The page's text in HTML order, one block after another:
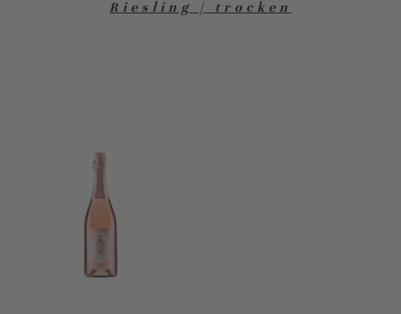
Riesling | trocken